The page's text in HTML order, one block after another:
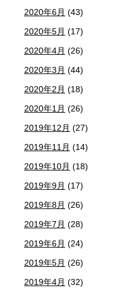
2020年6月 (43)
2020年5月 (17)
2020年4月 (26)
2020年3月 (44)
2020年2月 (18)
2020年1月 (26)
2019年12月 (27)
2019年11月 (14)
2019年10月 (18)
2019年9月 (17)
2019年8月 (26)
2019年7月 (28)
2019年6月 (24)
2019年5月 (26)
2019年4月 (32)